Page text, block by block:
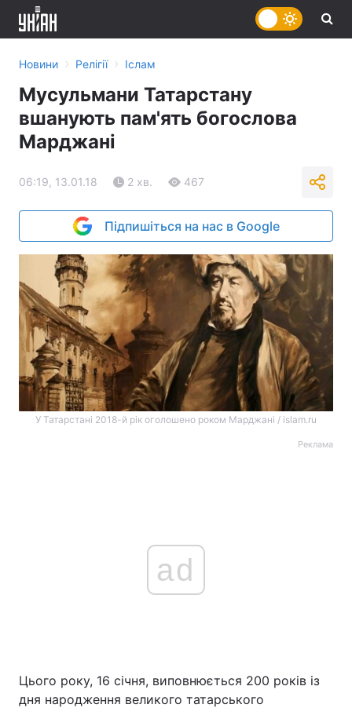
Новини › Релігії › Іслам
Мусульмани Татарстану
вшанують пам'ять богослова
Марджані
06:19, 13.01.18 2 хв. 467
Підпишіться на нас в Google
У Татарстані 2018-й рік оголошено роком Марджані / islam.ru
Реклама
ad
Цього року, 16 січня, виповнюється 200 років із
дня народження великого татарського